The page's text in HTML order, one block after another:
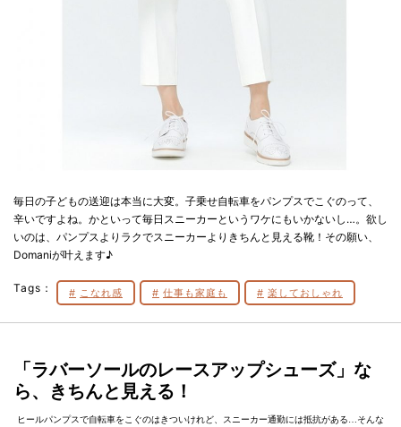
毎日の子どもの送迎は本当に大変。子乗せ自転車をパンプスでこぐのって、
辛いですよね。かといって毎日スニーカーというワケにもいかないし…。欲し
いのは、パンプスよりラクでスニーカーよりきちんと見える靴！その願い、
Domaniが叶えます♪
Tags： こなれ感 仕事も家庭も 楽しておしゃれ
「ラバーソールのレースアップシューズ」な
ら、きちんと見える！
ヒールパンプスで自転車をこぐのはきついけれど、スニーカー通勤には抵抗がある…そんな